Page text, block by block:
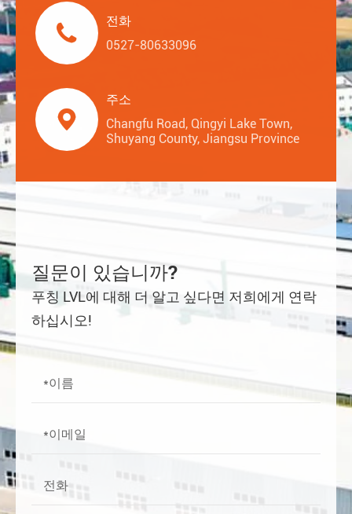

전화
0527-80633096

주소
Changfu Road, Qingyi Lake Town,
Shuyang County, Jiangsu Province
질문이 있습니까?
푸칭 LVL에 대해 더 알고 싶다면 저희에게 연락
하십시오!